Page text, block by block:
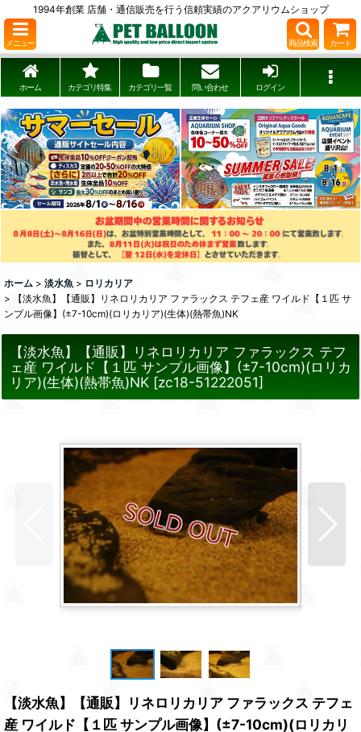
1994年創業 店舗・通信販売を行う信頼実績のアクアリウムショップ
メニュー 商品検索 カート
ホーム カテゴリ特集 カテゴリ一覧 問い合わせ ログイン
ホーム > 淡水魚 > ロリカリア
>
【淡水魚】【通販】リネロリカリア ファラックス テフェ産 ワイルド【１匹 サ
ンプル画像】(±7-10cm)(ロリカリア)(生体)(熱帯魚)NK
【淡水魚】【通販】リネロリカリア ファラックス テフ
ェ産 ワイルド【１匹 サンプル画像】(±7-10cm)(ロリカ
リア)(生体)(熱帯魚)NK [zc18-51222051]
【淡水魚】【通販】リネロリカリア ファラックス テフェ
産 ワイルド【１匹 サンプル画像】(±7-10cm)(ロリカリ